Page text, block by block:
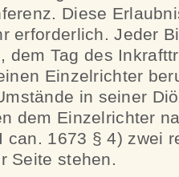
Diese
erforderlich. Jeder
dem Tag des
Einzelrichter
in seiner
dem Einzelrichter
can. 1673 § 4) zwei
Seite stehen.